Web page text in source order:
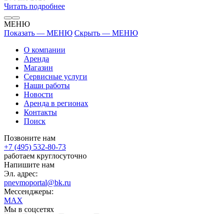
Читать подробнее
МЕНЮ
Показать — МЕНЮ Скрыть — МЕНЮ
О компании
Аренда
Магазин
Сервисные услуги
Наши работы
Новости
Аренда в регионах
Контакты
Поиск
Позвоните нам
+7 (495) 532-80-73
работаем круглосуточно
Напишите нам
Эл. адрес:
pnevmoportal@bk.ru
Мессенджеры:
MAX
Мы в соцсетях